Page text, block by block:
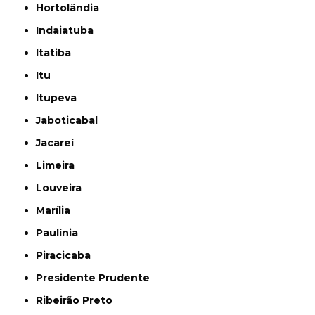
Hortolândia
Indaiatuba
Itatiba
Itu
Itupeva
Jaboticabal
Jacareí
Limeira
Louveira
Marília
Paulínia
Piracicaba
Presidente Prudente
Ribeirão Preto